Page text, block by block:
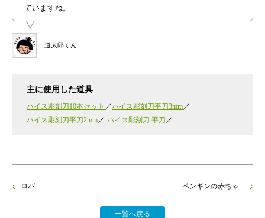
道太郎くん
ていますね。
主に使用した道具
ハイス彫刻刀10本セット
ハイス彫刻刀平刀3mm
ハイス彫刻刀平刀2mm
ハイス彫刻刀 平刀
ロバ
一覧へ戻る
ペンギンの赤ちゃ...